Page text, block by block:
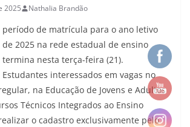
2025 Nathalia Brandão
período de matrícula para o ano letivo
de 2025 na rede estadual de ensino
termina nesta terça-feira (21).
Estudantes interessados em vagas no
na Educação de Jovens e Adultos
Técnicos Integrados ao Ensino
o cadastro exclusivamente pelo